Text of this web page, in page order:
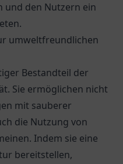
und den Nutzern ein
umweltfreundlichen
Bestandteil der
Sie ermöglichen nicht
mit sauberer
die Nutzung von
Indem sie eine
bereitstellen,